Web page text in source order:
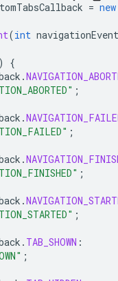
= new
(int navigationEvent
)
{
.
;
.
;
.
;
.
;
. TAB_SHOWN :
;